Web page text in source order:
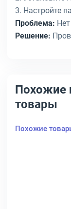
3. Настройте
Проблема:
Решение:
Похожие
товары
Похожие